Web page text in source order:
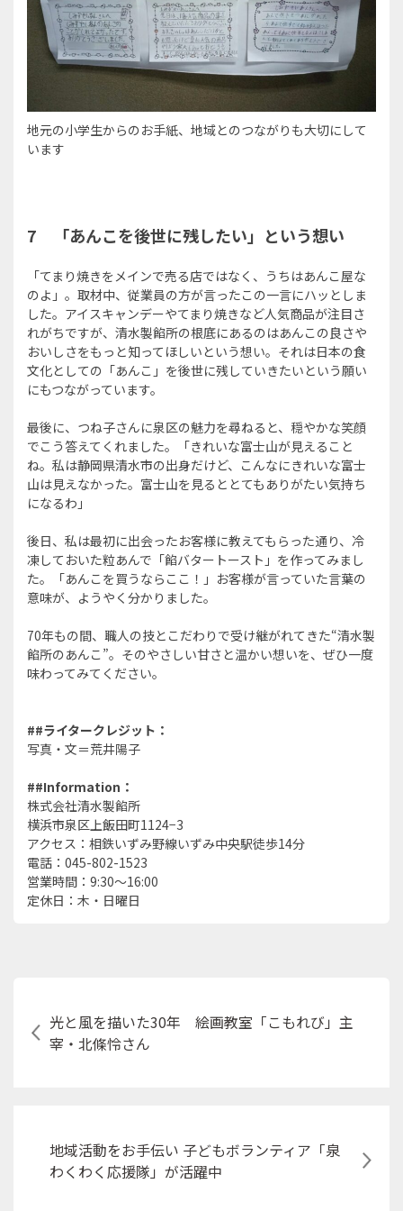
地元の小学生からのお手紙、地域とのつながりも大切にして
います
7 「あんこを後世に残したい」という想い
「てまり焼きをメインで売る店ではなく、うちはあんこ屋な
のよ」。取材中、従業員の方が言ったこの一言にハッとしま
した。アイスキャンデーやてまり焼きなど人気商品が注目さ
れがちですが、清水製餡所の根底にあるのはあんこの良さや
おいしさをもっと知ってほしいという想い。それは日本の食
文化としての「あんこ」を後世に残していきたいという願い
にもつながっています。
最後に、つね子さんに泉区の魅力を尋ねると、穏やかな笑顔
でこう答えてくれました。「きれいな富士山が見えること
ね。私は静岡県清水市の出身だけど、こんなにきれいな富士
山は見えなかった。富士山を見るととてもありがたい気持ち
になるわ」
後日、私は最初に出会ったお客様に教えてもらった通り、冷
凍しておいた粒あんで「餡バタートースト」を作ってみまし
た。「あんこを買うならここ！」お客様が言っていた言葉の
意味が、ようやく分かりました。
70年もの間、職人の技とこだわりで受け継がれてきた“清水製
餡所のあんこ”。そのやさしい甘さと温かい想いを、ぜひ一度
味わってみてください。
##ライタークレジット：
写真・文＝荒井陽子
##Information ：
株式会社清水製餡所
横浜市泉区上飯田町1124−3
アクセス：相鉄いずみ野線いずみ中央駅徒歩14分
電話：045-802-1523
営業時間：9:30〜16:00
定休日：木・日曜日
光と風を描いた30年 絵画教室「こもれび」主
宰・北條怜さん
地域活動をお手伝い 子どもボランティア「泉
わくわく応援隊」が活躍中